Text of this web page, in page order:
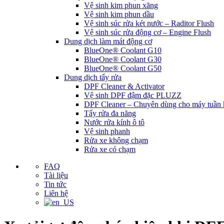
Vệ sinh kim phun xăng
Vệ sinh kim phun dầu
Vệ sinh súc rửa két nước – Raditor Flush
Vệ sinh súc rửa động cơ – Engine Flush
Dung dịch làm mát động cơ
BlueOne® Coolant G10
BlueOne® Coolant G30
BlueOne® Coolant G50
Dung dịch tẩy rửa
DPF Cleaner & Activator
Vệ sinh DPF đậm đặc PLUZZ
DPF Cleaner – Chuyên dùng cho máy tuần
Tẩy rửa đa năng
Nước rửa kính ô tô
Vệ sinh phanh
Rửa xe không chạm
Rửa xe có chạm
FAQ
Tài liệu
Tin tức
Liên hệ